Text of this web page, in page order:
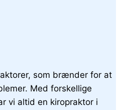
som brænder for at
Med forskellige
vi altid en kiropraktor i